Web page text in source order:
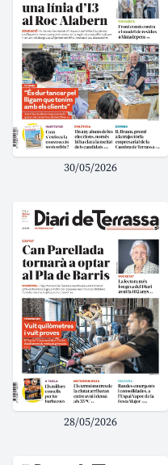
30/05/2026
28/05/2026